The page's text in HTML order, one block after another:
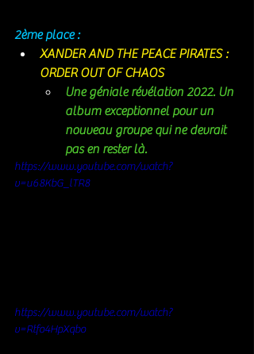
2ème place :
XANDER AND THE PEACE PIRATES :
ORDER OUT OF CHAOS
Une géniale révélation 2022. Un
album exceptionnel pour un
nouveau groupe qui ne devrait
pas en rester là.
https://www.youtube.com/watch?
v=u68KbG_lTR8
https://www.youtube.com/watch?
v=Rtfo4HpXqbo